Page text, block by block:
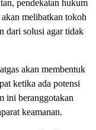
pendekatan hukum
melibatkan tokoh
dari solusi agar tidak
akan membentuk
ketika ada potensi
ini beranggotakan
keamanan.